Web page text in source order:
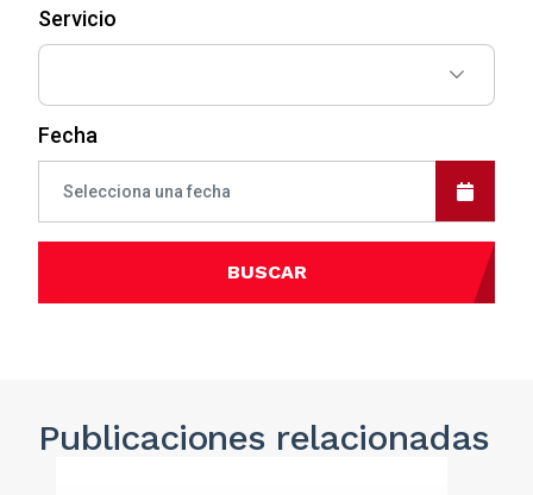
Servicio
Fecha
BUSCAR
Publicaciones relacionadas